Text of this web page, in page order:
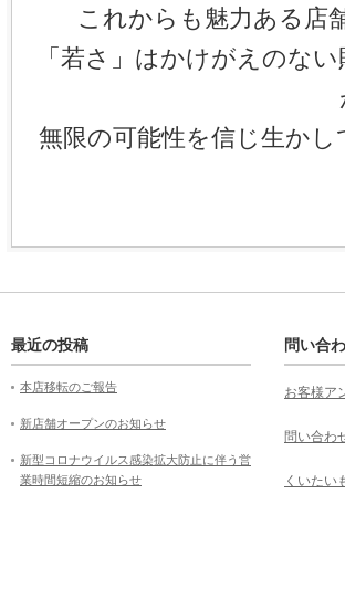
これからも魅力ある店
「若さ」はかけがえのな
無限の可能性を信じ生か
最近の投稿
本店移転のご報告
新店舗オープンのお知らせ
新型コロナウイルス感染拡大防止に伴う営
業時間短縮のお知らせ
問い合
お客様ア
問い合わ
くいたい